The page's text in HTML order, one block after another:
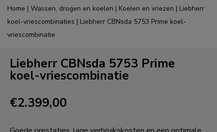
Home | Wassen, drogen en koelen | Koelen en vriezen | Liebherr
koel-vriescombinaties | Liebherr CBNsda 5753 Prime koel-
vriescombinatie
Liebherr CBNsda 5753 Prime
koel-vriescombinatie
€2.399,00